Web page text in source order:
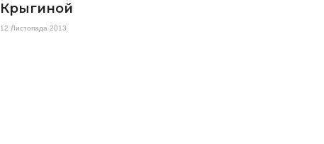
Крыгиной
12 Листопада 2013